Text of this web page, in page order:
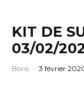
KIT DE
03/02/
Boris · 3 février